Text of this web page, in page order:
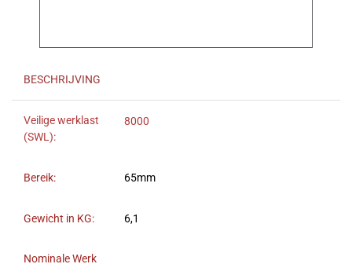
BESCHRIJVING
Veilige werklast
(SWL):
8000
Bereik: 65mm
Gewicht in KG: 6,1
Nominale Werk